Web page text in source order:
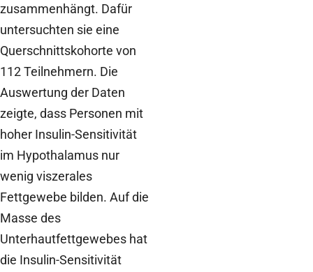
zusammenhängt. Dafür
untersuchten sie eine
Querschnittskohorte von
112 Teilnehmern. Die
Auswertung der Daten
zeigte, dass Personen mit
hoher Insulin-Sensitivität
im Hypothalamus nur
wenig viszerales
Fettgewebe bilden. Auf die
Masse des
Unterhautfettgewebes hat
die Insulin-Sensitivität